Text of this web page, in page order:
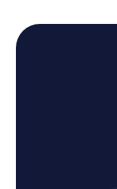
Geschiedenis
speurtocht in
alleen
weten komen
teruggaat tot de
In het Museum
vondsten uit die